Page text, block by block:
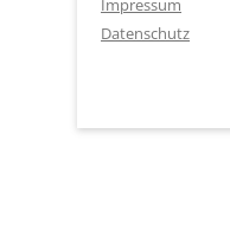
Impressum
Datenschutz